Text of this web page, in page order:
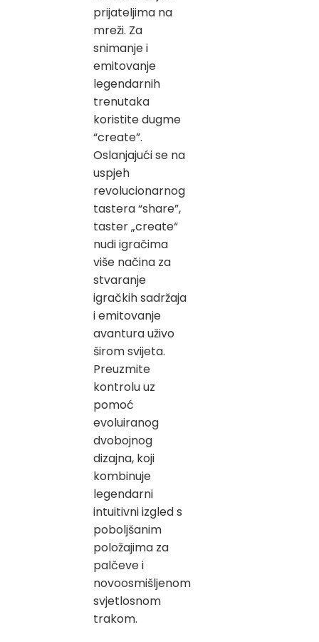
prijateljima na
mreži. Za
snimanje i
emitovanje
legendarnih
trenutaka
koristite dugme
“create”.
Oslanjajući se na
uspjeh
revolucionarnog
tastera “share”,
taster „create“
nudi igračima
više načina za
stvaranje
igračkih sadržaja
i emitovanje
avantura uživo
širom svijeta.
Preuzmite
kontrolu uz
pomoć
evoluiranog
dvobojnog
dizajna, koji
kombinuje
legendarni
intuitivni izgled s
poboljšanim
položajima za
palčeve i
novoosmišljenom
svjetlosnom
trakom.